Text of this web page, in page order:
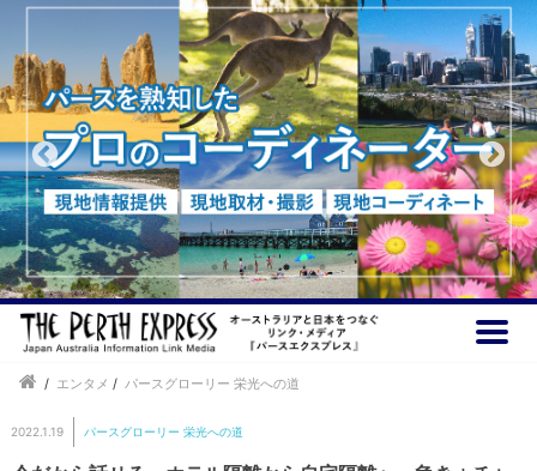
/ エンタメ / パースグローリー 栄光への道
2022.1.19 パースグローリー 栄光への道